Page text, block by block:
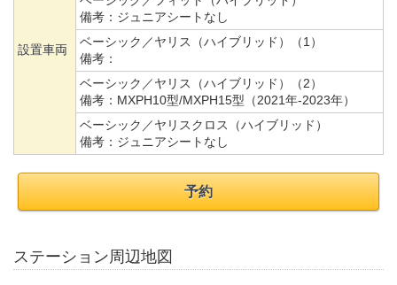
設置車両
備考： ジュニアシートなし
ベーシック／ヤリス（ハイブリッド）（1）
備考：
ベーシック／ヤリス（ハイブリッド）（2）
備考： MXPH10型/MXPH15型（2021年-2023年）
ベーシック／ヤリスクロス（ハイブリッド）
備考： ジュニアシートなし
予約
ステーション周辺地図